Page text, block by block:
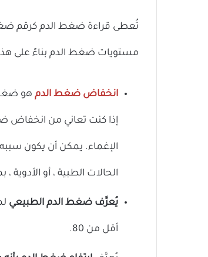
تُعطى قراءة ضغط الدم كرقم
مستويات ضغط الدم بناءً على
انخفاض ضغط الدم
إذا كنت تعاني من انخفاض
الإغماء. يمكن أن يكون
الحالات الطبية ، أو
يُعرَّف ضغط الدم الطبيعي
أقل من 80.